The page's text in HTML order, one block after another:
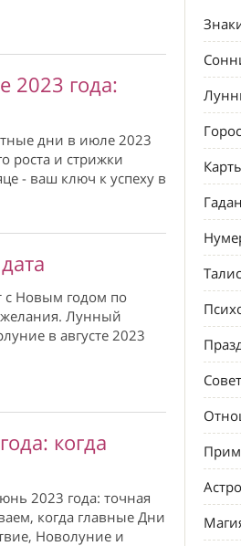
2023 года:
дни в июле 2023
роста и стрижки
- ваш ключ к успеху в
с Новым годом по
желания. Лунный
в августе 2023
когда
2023 года: точная
когда главные Дни
Новолуние и